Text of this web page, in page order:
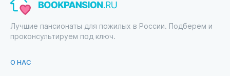
Лучшие пансионаты для пожилых в России. Подберем и
проконсультируем под ключ.
О НАС